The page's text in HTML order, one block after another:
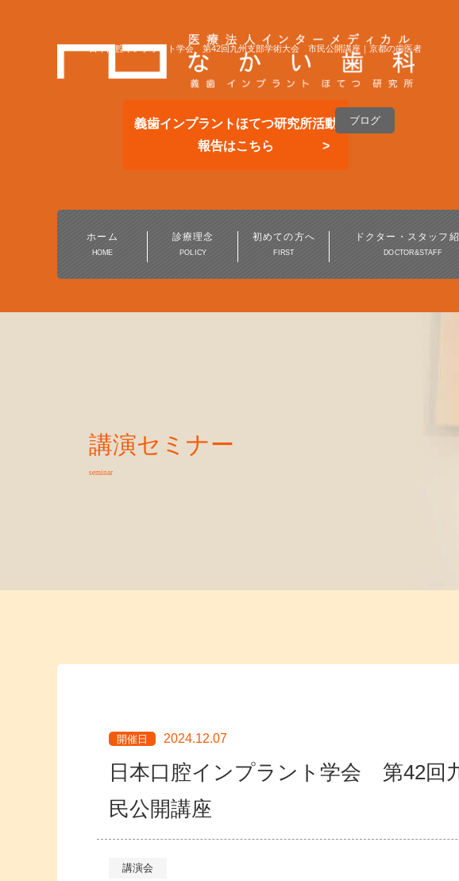
義歯インプラントほてつ研究所活動
報告はこちら
ブログ
日本口腔インプラント学会 第42回九州支部学術大会 市民公開講座｜京都の歯医者
ホーム
HOME
診療理念
POLICY
初めての方へ
FIRST
ドクター・スタッフ
DOCTOR&STAFF
予防歯科・定期健診 歯周病治
講演セミナー
seminar
開催日 2024.12.07
日本口腔インプラント学会 第42回
民公開講座
講演会